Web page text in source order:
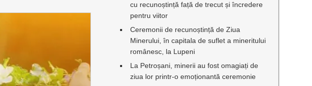
cu recunoștință față de trecut și încredere
pentru viitor
Ceremonii de recunoștință de Ziua
Minerului, în capitala de suflet a mineritului
românesc, la Lupeni
La Petroșani, minerii au fost omagiați de
ziua lor printr-o emoționantă ceremonie